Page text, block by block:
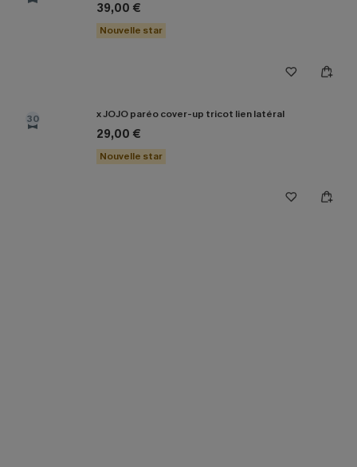
39,00 €
Nouvelle star
30 x JOJO paréo cover-up tricot lien latéral
29,00 €
Nouvelle star